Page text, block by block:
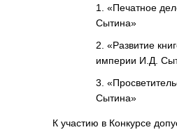
«Печатное
Сытина»
«Развитие
империи И.Д.
Сытина»
К участию в Конкурсе